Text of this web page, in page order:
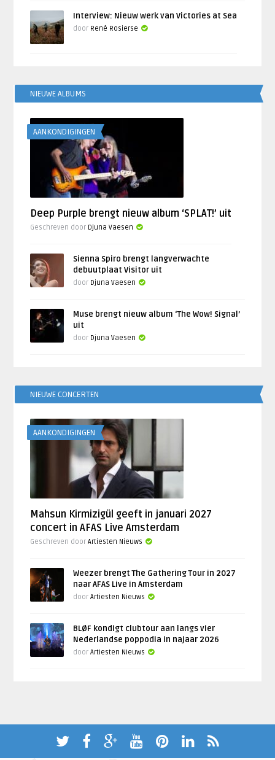
Interview: Nieuw werk van Victories at Sea
door René Rosierse
NIEUWE ALBUMS
AANKONDIGINGEN
Deep Purple brengt nieuw album ‘SPLAT!’ uit
Geschreven door Djuna Vaesen
Sienna Spiro brengt langverwachte
debuutplaat Visitor uit
door Djuna Vaesen
Muse brengt nieuw album ‘The Wow! Signal’
uit
door Djuna Vaesen
NIEUWE CONCERTEN
AANKONDIGINGEN
Mahsun Kirmizigül geeft in januari 2027
concert in AFAS Live Amsterdam
Geschreven doorArtiesten Nieuws
Weezer brengt The Gathering Tour in 2027
naar AFAS Live in Amsterdam
doorArtiesten Nieuws
BLØF kondigt clubtour aan langs vier
Nederlandse poppodia in najaar 2026
doorArtiesten Nieuws